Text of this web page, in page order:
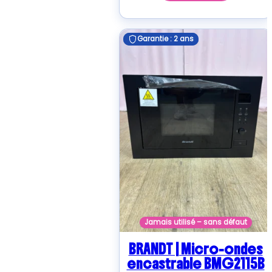
Garantie : 2 ans
Jamais utilisé – sans défaut
Garantie : 2 ans
BRANDT | Micro-ondes
encastrable BMG2115B